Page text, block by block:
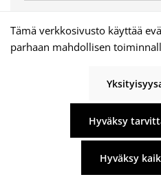
Was ist das WISY-4-
Tämä verkkosivusto käyttää
parhaan mahdollisen
Hyväksy
Hyväksy